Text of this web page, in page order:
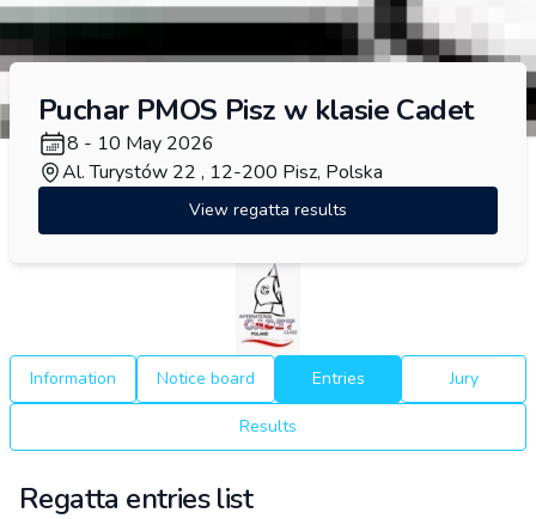
Puchar PMOS Pisz w klasie Cadet
8 - 10 May 2026
Al. Turystów 22 , 12-200 Pisz, Polska
View regatta results
Information Notice board Entries Jury
Results
Regatta entries list